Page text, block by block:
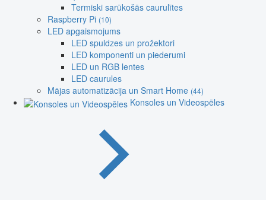
Termiski sarūkošās caurulītes
Raspberry Pi (10)
LED apgaismojums
LED spuldzes un prožektori
LED komponenti un piederumi
LED un RGB lentes
LED caurules
Mājas automatizācija un Smart Home (44)
Konsoles un Videospēles